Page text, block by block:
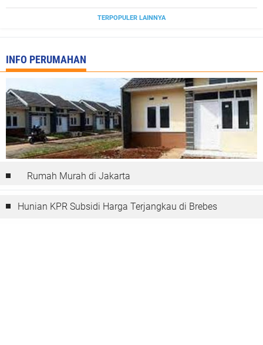
TERPOPULER LAINNYA
INFO PERUMAHAN
Rumah Murah di Jakarta
Hunian KPR Subsidi Harga Terjangkau di Brebes